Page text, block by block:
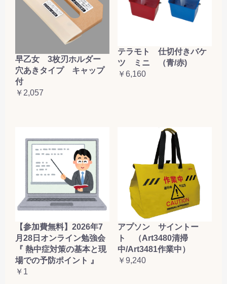
早乙女 3枚刃ホルダー
穴あきタイプ キャップ
付
￥2,057
テラモト 仕切付きバケ
ツ ミニ （青/赤)
￥6,160
【参加費無料】2026年7
月28日オンライン勉強会
『 熱中症対策の基本と現
場での予防ポイント 』
￥1
アプソン サイントー
ト （Art3480清掃
中/Art3481作業中）
￥9,240